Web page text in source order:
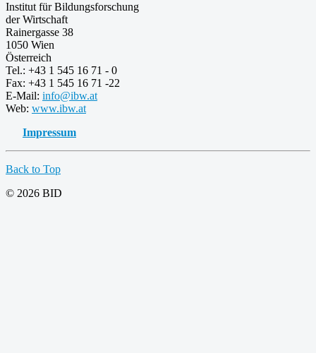
Institut für Bildungsforschung
der Wirtschaft
Rainergasse 38
1050 Wien
Österreich
Tel.: +43 1 545 16 71 - 0
Fax: +43 1 545 16 71 -22
E-Mail: info@ibw.at
Web: www.ibw.at
Impressum
Back to Top
© 2026 BID